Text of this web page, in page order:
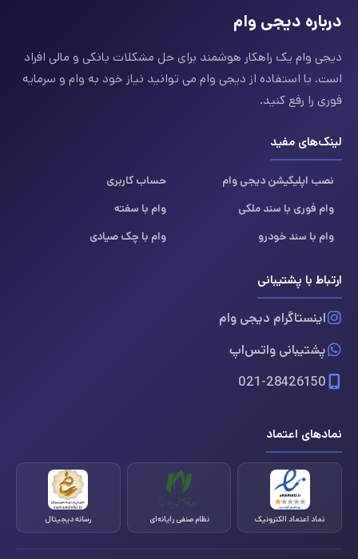
درباره دیجی وام
دیجی وام یک راهکار هوشمند برای حل مشکلات بانکی و مالی افراد
است. با استفاده از دیجی وام می توانید نیاز خود به وام و سرمایه
فوری را رفع کنید.
لینک‌های مفید
نصب اپلیکیشن دیجی وام
حساب کاربری
وام فوری با سند ملکی
وام با سفته
وام با سند خودرو
وام با چک صیادی
ارتباط با پشتیبانی
اینستاگرام دیجی وام
پشتیبانی واتس‌اپ
021-28426150
نمادهای اعتماد
نماد اعتماد الکترونیک نظام صنفی رایانه‌ای رسانه دیجیتال